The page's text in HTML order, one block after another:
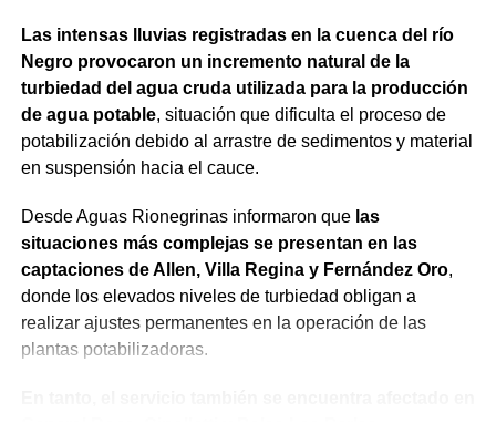
Las intensas lluvias registradas en la cuenca del río
Negro provocaron un incremento natural de la
turbiedad del agua cruda utilizada para la producción
de agua potable, situación que dificulta el proceso de
potabilización debido al arrastre de sedimentos y material
en suspensión hacia el cauce.
Desde Aguas Rionegrinas informaron que las
situaciones más complejas se presentan en las
captaciones de Allen, Villa Regina y Fernández Oro,
donde los elevados niveles de turbiedad obligan a
realizar ajustes permanentes en la operación de las
plantas potabilizadoras.